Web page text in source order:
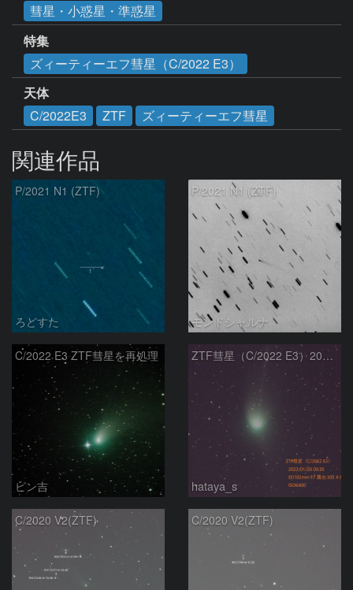
彗星・小惑星・準惑星
特集
ズィーティーエフ彗星（C/2022 E3）
天体
C/2022E3
ZTF ズィーティーエフ彗星
関連作品
P/2021 N1 (ZTF)
ろどすた
P/2021 N1 (ZTF)
モンドシャルナ
C/2022 E3 ZTF彗星を再処理
ピン吉
ZTF彗星（C/2022 E3）2023/01/26
hataya_s
C/2020 V2(ZTF) C/2020 V2(ZTF)